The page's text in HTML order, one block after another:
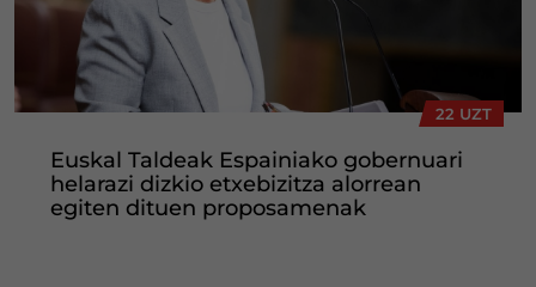
22 UZT
Euskal Taldeak Espainiako gobernuari
helarazi dizkio etxebizitza alorrean
egiten dituen proposamenak